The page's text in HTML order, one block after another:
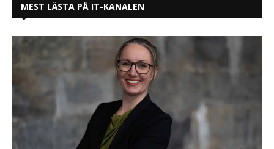
MEST LÄSTA PÅ IT-KANALEN